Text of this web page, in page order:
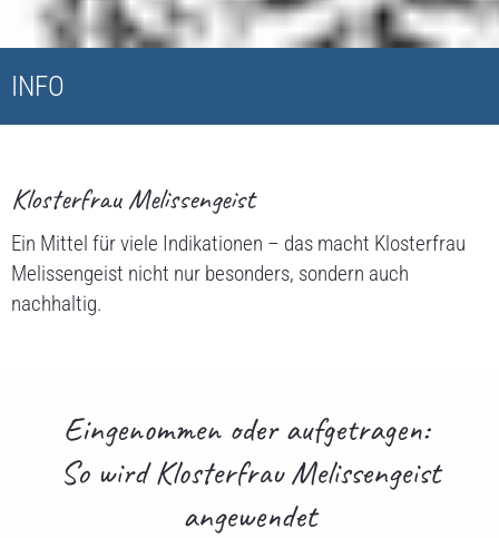
INFO
Klosterfrau Melissengeist
Ein Mittel für viele Indikationen – das macht Klosterfrau
Melissengeist nicht nur besonders, sondern auch
nachhaltig.
Eingenommen oder aufgetragen:
So wird Klosterfrau Melissengeist
angewendet